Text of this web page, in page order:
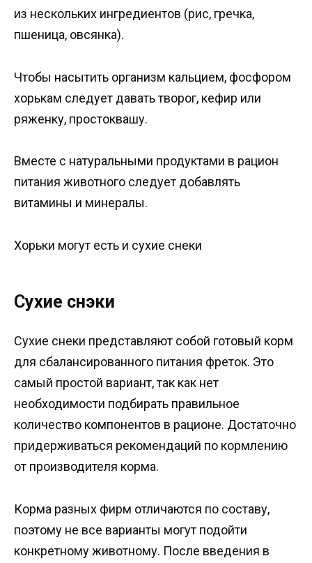
из нескольких ингредиентов (рис, гречка,
пшеница, овсянка).
Чтобы насытить организм кальцием, фосфором
хорькам следует давать творог, кефир или
ряженку, простоквашу.
Вместе с натуральными продуктами в рацион
питания животного следует добавлять
витамины и минералы.
Хорьки могут есть и сухие снеки
Сухие снэки
Сухие снеки представляют собой готовый корм
для сбалансированного питания фреток. Это
самый простой вариант, так как нет
необходимости подбирать правильное
количество компонентов в рационе. Достаточно
придерживаться рекомендаций по кормлению
от производителя корма.
Корма разных фирм отличаются по составу,
поэтому не все варианты могут подойти
конкретному животному. После введения в